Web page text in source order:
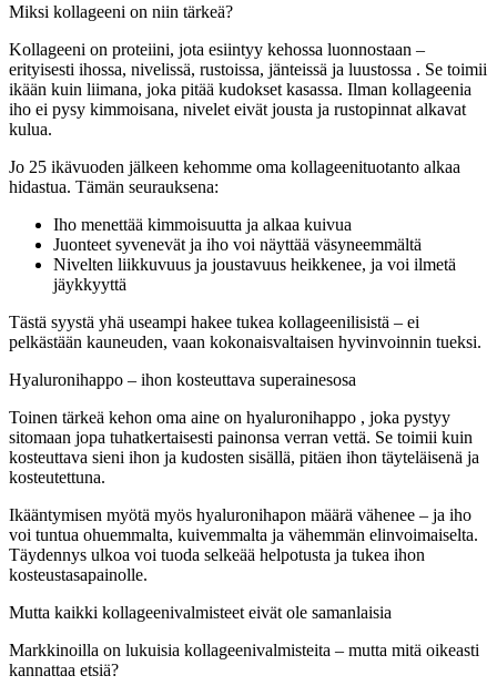
Miksi kollageeni on niin tärkeä?
Kollageeni on proteiini, jota esiintyy kehossa luonnostaan –
erityisesti ihossa, nivelissä, rustoissa, jänteissä ja luustossa . Se toimii
ikään kuin liimana, joka pitää kudokset kasassa. Ilman kollageenia
iho ei pysy kimmoisana, nivelet eivät jousta ja rustopinnat alkavat
kulua.
Jo 25 ikävuoden jälkeen kehomme oma kollageenituotanto alkaa
hidastua. Tämän seurauksena:
Iho menettää kimmoisuutta ja alkaa kuivua
Juonteet syvenevät ja iho voi näyttää väsyneemmältä
Nivelten liikkuvuus ja joustavuus heikkenee, ja voi ilmetä
jäykkyyttä
Tästä syystä yhä useampi hakee tukea kollageenilisistä – ei
pelkästään kauneuden, vaan kokonaisvaltaisen hyvinvoinnin tueksi.
Hyaluronihappo – ihon kosteuttava superainesosa
Toinen tärkeä kehon oma aine on hyaluronihappo , joka pystyy
sitomaan jopa tuhatkertaisesti painonsa verran vettä. Se toimii kuin
kosteuttava sieni ihon ja kudosten sisällä, pitäen ihon täyteläisenä ja
kosteutettuna.
Ikääntymisen myötä myös hyaluronihapon määrä vähenee – ja iho
voi tuntua ohuemmalta, kuivemmalta ja vähemmän elinvoimaiselta.
Täydennys ulkoa voi tuoda selkeää helpotusta ja tukea ihon
kosteustasapainolle.
Mutta kaikki kollageenivalmisteet eivät ole samanlaisia
Markkinoilla on lukuisia kollageenivalmisteita – mutta mitä oikeasti
kannattaa etsiä?